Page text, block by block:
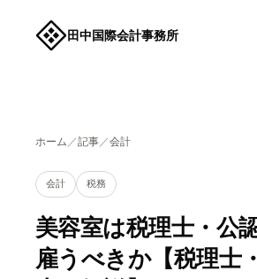
田中国際会計事務所
ホーム ／記事／会計
会計 税務
美容室は税理士・公
雇うべきか【税理士